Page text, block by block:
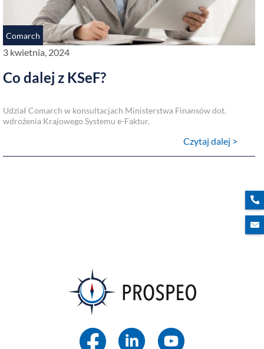
Comarch
3 kwietnia, 2024
Co dalej z KSeF?
Udział Comarch w konsultacjach Ministerstwa Finansów dot.
wdrożenia Krajowego Systemu e-Faktur.
Czytaj dalej >